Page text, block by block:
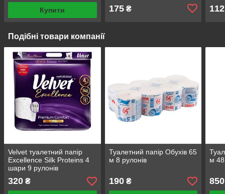
Купити 175₴
Подібні товари компанії
Velvet туалетний папір
Excellence Silk Proteins 4
шари 9 рулонів
320 ₴
Туалетний папір Обухів 65
м 8 рулонів
190₴
м 48
850